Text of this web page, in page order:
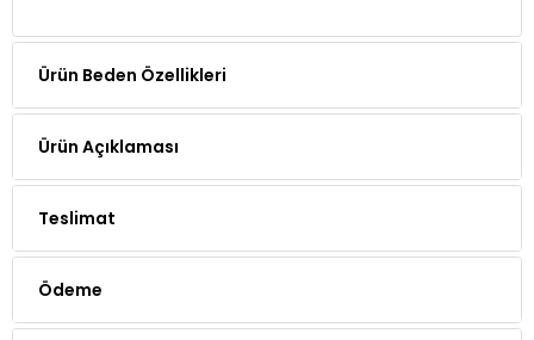
Ürün Beden Özellikleri
Ürün Açıklaması
Teslimat
Ödeme